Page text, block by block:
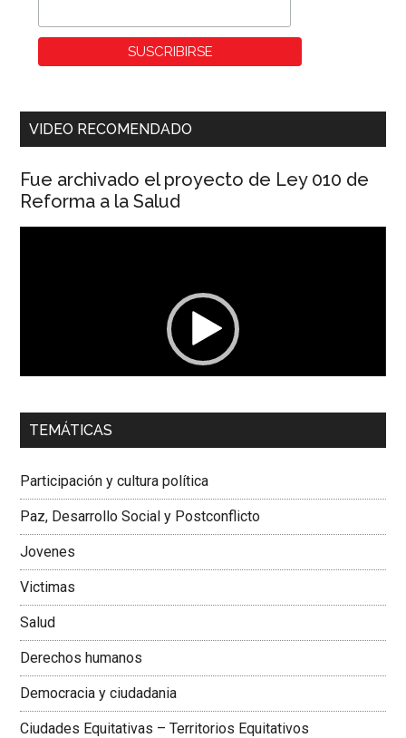
VIDEO RECOMENDADO
Fue archivado el proyecto de Ley 010 de
Reforma a la Salud
00:00 01:04
Dra. Carolina Corcho Mejía,Presidenta Corporación
Colombiana
TEMÁTICAS
Participación y cultura política
Paz, Desarrollo Social y Postconflicto
Jovenes
Victimas
Salud
Derechos humanos
Democracia y ciudadania
Ciudades Equitativas – Territorios Equitativos